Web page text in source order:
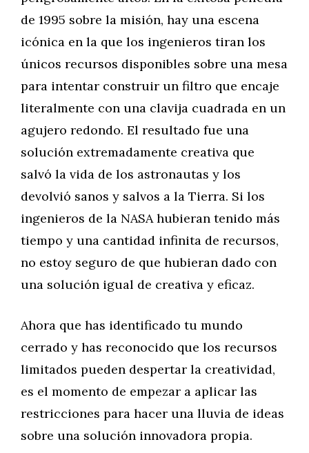
de 1995 sobre la misión, hay una escena
icónica en la que los ingenieros tiran los
únicos recursos disponibles sobre una mesa
para intentar construir un filtro que encaje
literalmente con una clavija cuadrada en un
agujero redondo. El resultado fue una
solución extremadamente creativa que
salvó la vida de los astronautas y los
devolvió sanos y salvos a la Tierra. Si los
ingenieros de la NASA hubieran tenido más
tiempo y una cantidad infinita de recursos,
no estoy seguro de que hubieran dado con
una solución igual de creativa y eficaz.
Ahora que has identificado tu mundo
cerrado y has reconocido que los recursos
limitados pueden despertar la creatividad,
es el momento de empezar a aplicar las
restricciones para hacer una lluvia de ideas
sobre una solución innovadora propia.